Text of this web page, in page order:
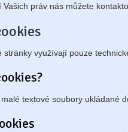
Vašich práv nás můžete
stránky využívají pouze
textové soubory ukládané